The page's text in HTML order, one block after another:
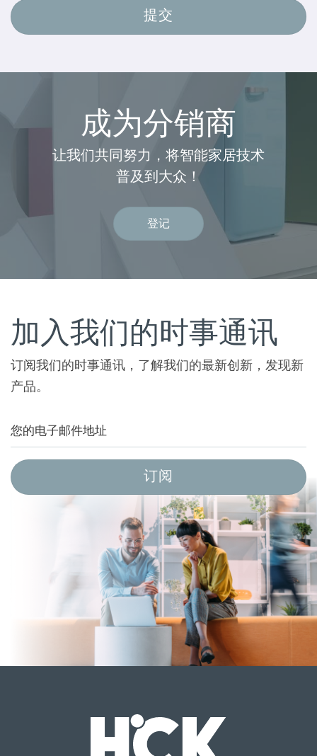
成为分销商
让我们共同努力，将智能家居技术
普及到大众！
登记
加入我们的时事通讯
订阅我们的时事通讯，了解我们的最新创新，发现新
产品。